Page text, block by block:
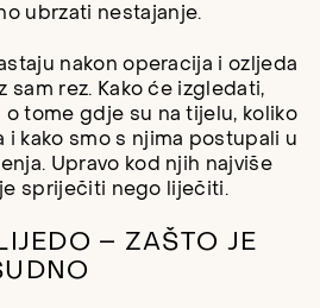
ubrzati nestajanje.
nakon operacija i ozljeda
sam rez. Kako će izgledati,
tome gdje su na tijelu, koliko
i kako smo s njima postupali u
Upravo kod njih najviše
spriječiti nego liječiti.
– ZAŠTO JE